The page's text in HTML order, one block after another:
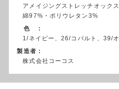
アメイジングストレッチオックス
綿97%・ポリウレタン3%
色 ：
1/ネイビー、26/コバルト、39/
製造者：
株式会社コーコス